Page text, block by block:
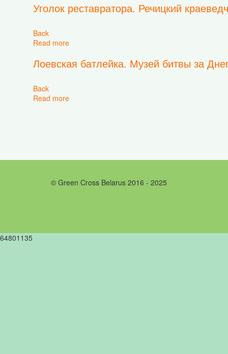
Уголок реставратора. Речицкий
Back
Read more
Лоевская батлейка. Музей битвы за
Back
Read more
© Green Cross Belarus 2016 - 2025
64801135